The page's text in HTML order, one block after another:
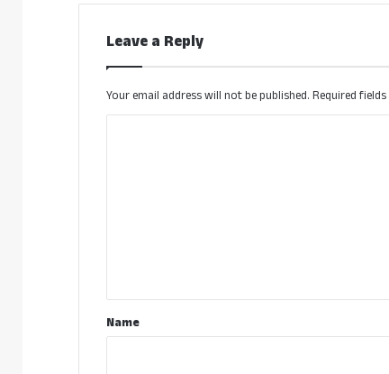
Leave a Reply
Your email address will not be published. Required
*Name